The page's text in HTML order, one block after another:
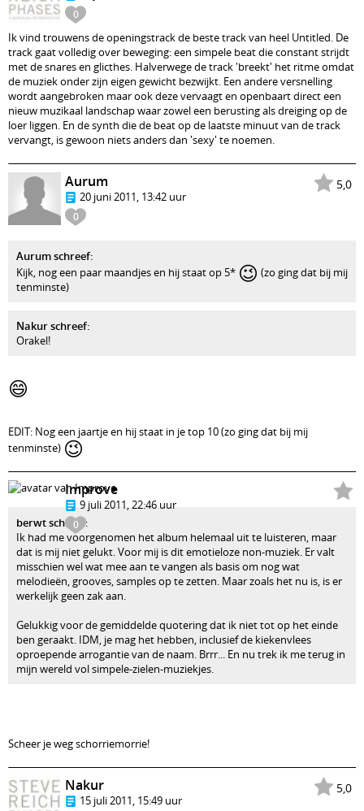
0
Ik vind trouwens de openingstrack de beste track van heel Untitled. De
track gaat volledig over beweging: een simpele beat die constant strijdt
met de snares en glicthes. Halverwege de track 'breekt' het ritme omdat
de muziek onder zijn eigen gewicht bezwijkt. Een andere versnelling
wordt aangebroken maar ook deze vervaagt en openbaart direct een
nieuw muzikaal landschap waar zowel een berusting als dreiging op de
loer liggen. En de synth die de beat op de laatste minuut van de track
vervangt, is gewoon niets anders dan 'sexy' te noemen.
5,0
0
Aurum
20 juni 2011, 13:42 uur
Aurum schreef:
Kijk, nog een paar maandjes en hij staat op 5* 😉 (zo ging dat bij mij
tenminste)
Nakur schreef:
Orakel!
😄
EDIT: Nog een jaartje en hij staat in je top 10 (zo ging dat bij mij
tenminste) 😉
0
Improve
9 juli 2011, 22:46 uur
berwt schreef:
Ik had me voorgenomen het album helemaal uit te luisteren, maar
dat is mij niet gelukt. Voor mij is dit emotieloze non-muziek. Er valt
misschien wel wat mee aan te vangen als basis om nog wat
melodieën, grooves, samples op te zetten. Maar zoals het nu is, is er
werkelijk geen zak aan.
Gelukkig voor de gemiddelde quotering dat ik niet tot op het einde
ben geraakt. IDM, je mag het hebben, inclusief de kiekenvlees
oproepende arrogantie van de naam. Brrr... En nu trek ik me terug in
mijn wereld vol simpele-zielen-muziekjes.
Scheer je weg schorriemorrie!
5,0
Nakur
15 juli 2011, 15:49 uur